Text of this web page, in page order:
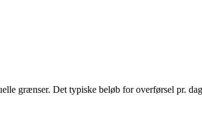
grænser. Det typiske beløb for overførsel pr.